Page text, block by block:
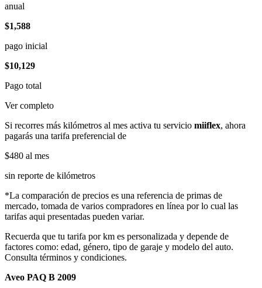
anual
$1,588
pago inicial
$10,129
Pago total
Ver completo
Si recorres más kilómetros al mes activa tu servicio miiflex, ahora
pagarás una tarifa preferencial de
$480 al mes
sin reporte de kilómetros
*La comparación de precios es una referencia de primas de
mercado, tomada de varios compradores en línea por lo cual las
tarifas aqui presentadas pueden variar.
Recuerda que tu tarifa por km es personalizada y depende de
factores como: edad, género, tipo de garaje y modelo del auto.
Consulta términos y condiciones.
Aveo PAQ B 2009